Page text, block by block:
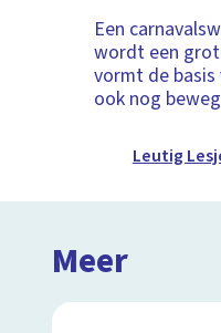
Een
wordt een
vormt de
ook nog
Leutig
Meer